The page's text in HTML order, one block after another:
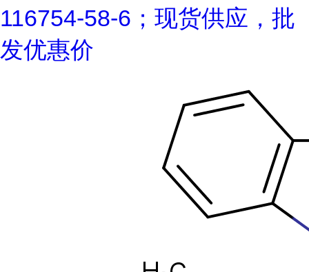
116754-58-6；现货供应，批
发优惠价